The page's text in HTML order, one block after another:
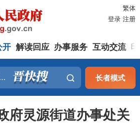
繁体
登录 注册
开 解读回应 办事服务 互动交流
长者模式
府灵源街道办事处关